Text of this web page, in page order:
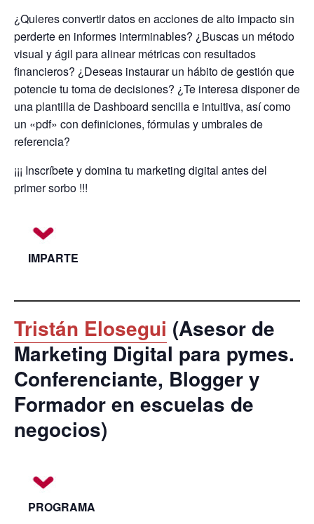
¿Quieres convertir datos en acciones de alto impacto sin
perderte en informes interminables? ¿Buscas un método
visual y ágil para alinear métricas con resultados
financieros? ¿Deseas instaurar un hábito de gestión que
potencie tu toma de decisiones? ¿Te interesa disponer de
una plantilla de Dashboard sencilla e intuitiva, así como
un «pdf» con definiciones, fórmulas y umbrales de
referencia?
¡¡¡ Inscríbete y domina tu marketing digital antes del
primer sorbo !!!
IMPARTE
Tristán Elosegui (Asesor de
Marketing Digital para pymes.
Conferenciante, Blogger y
Formador en escuelas de
negocios)
PROGRAMA